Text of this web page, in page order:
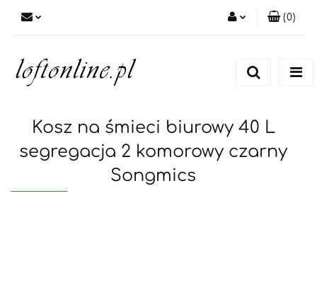
(0)
Kosz na śmieci biurowy 40 L
segregacja 2 komorowy czarny
Songmics